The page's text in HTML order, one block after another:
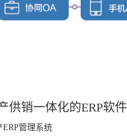
供销一体化的ERP软件
管理系统